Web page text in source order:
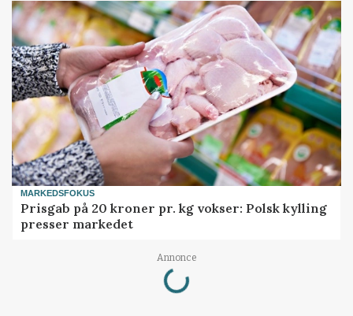
MARKEDSFOKUS
Prisgab på 20 kroner pr. kg vokser: Polsk kylling
presser markedet
Annonce
Loading...